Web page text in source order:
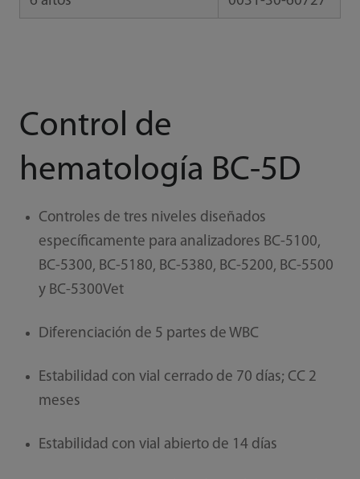
Control de
hematología BC-5D
Controles de tres niveles diseñados
específicamente para analizadores BC-5100,
BC-5300, BC-5180, BC-5380, BC-5200, BC-5500
y BC-5300Vet
Diferenciación de 5 partes de WBC
Estabilidad con vial cerrado de 70 días; CC 2
meses
Estabilidad con vial abierto de 14 días